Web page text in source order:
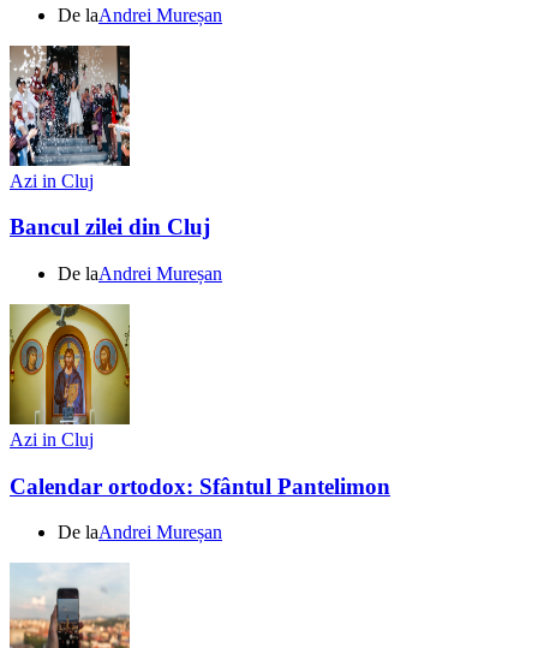
De laAndrei Mureșan
Azi in Cluj
Bancul zilei din Cluj
De laAndrei Mureșan
Azi in Cluj
Calendar ortodox: Sfântul Pantelimon
De laAndrei Mureșan